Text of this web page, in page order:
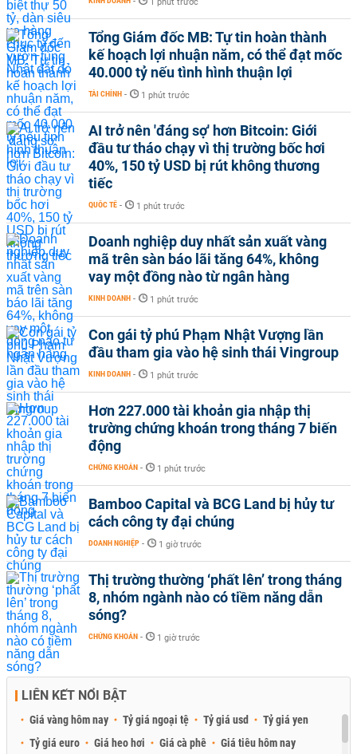
Tổng Giám đốc MB: Tự tin hoàn thành
kế hoạch lợi nhuận năm, có thể đạt mốc
40.000 tỷ nếu tình hình thuận lợi
TÀI CHÍNH - 1 phút trước
AI trở nên 'đáng sợ' hơn Bitcoin: Giới
đầu tư tháo chạy vì thị trường bốc hơi
40%, 150 tỷ USD bị rút không thương
tiếc
QUỐC TẾ - 1 phút trước
Doanh nghiệp duy nhất sản xuất vàng
mã trên sàn báo lãi tăng 64%, không
vay một đồng nào từ ngân hàng
KINH DOANH - 1 phút trước
Con gái tỷ phú Phạm Nhật Vượng lần
đầu tham gia vào hệ sinh thái Vingroup
KINH DOANH - 1 phút trước
Hơn 227.000 tài khoản gia nhập thị
trường chứng khoán trong tháng 7 biến
động
CHỨNG KHOÁN - 1 phút trước
Bamboo Capital và BCG Land bị hủy tư
cách công ty đại chúng
DOANH NGHIỆP - 1 giờ trước
Thị trường thường ‘phất lên’ trong tháng
8, nhóm ngành nào có tiềm năng dẫn
sóng?
CHỨNG KHOÁN - 1 giờ trước
LIÊN KẾT NỔI BẬT
Giá vàng hôm nay Tỷ giá ngoại tệ Tỷ giá usd
Tỷ giá yen
Tỷ giá euro
Giá heo hơi Giá cà phê Giá tiêu hôm nay